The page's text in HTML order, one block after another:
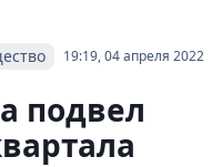
19:19, 04 апреля 2022
подвел